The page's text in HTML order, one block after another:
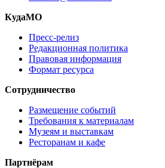
КудаМО
Пресс-релиз
Редакционная политика
Правовая информация
Формат ресурса
Сотрудничество
Размещение событий
Требования к материалам
Музеям и выставкам
Ресторанам и кафе
Партнёрам